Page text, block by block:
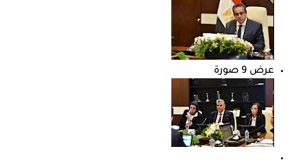
عرض 9 صورة